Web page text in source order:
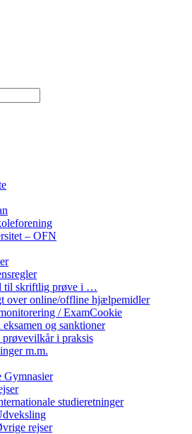
– OFN
til skriftlig prøve i …
over online/offline hjælpemidler
/ ExamCookie
og sanktioner
i praksis
m.m.
Gymnasier
studieretninger
rejser